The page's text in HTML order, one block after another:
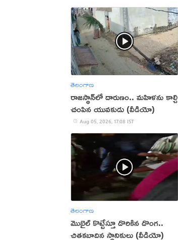
తెలంగాణ
రాజస్థాన్‌లో దారుణం.. మహిళను కాల్చి
చంపిన యువకుడు (వీడియో)
Aug 05, 2026, 17:08 IST
తెలంగాణ
మొబైల్ కొట్టేస్తూ దొరికిన దొంగ..
చితకబాదిన స్థానికులు (వీడియో)